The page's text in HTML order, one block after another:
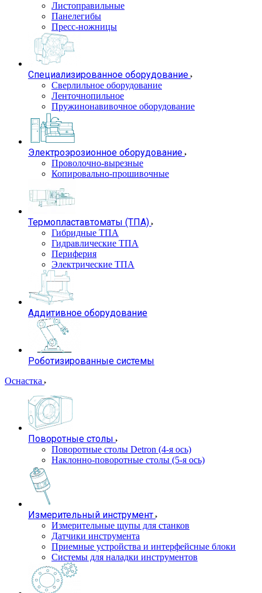
Листоправильные
Панелегибы
Пресс-ножницы
Специализированное оборудование
Сверлильное оборудование
Ленточнопильное
Пружинонавивочное оборудование
Электроэрозионное оборудование
Проволочно-вырезные
Копировально-прошивочные
Термопластавтоматы (ТПА)
Гибридные ТПА
Гидравлические ТПА
Периферия
Электрические ТПА
Аддитивное оборудование
Роботизированные системы
Оснастка
Поворотные столы
Поворотные столы Detron (4-я ось)
Наклонно-поворотные столы (5-я ось)
Измерительный инструмент
Измерительные щупы для станков
Датчики инструмента
Приемные устройства и интерфейсные блоки
Системы для наладки инструментов